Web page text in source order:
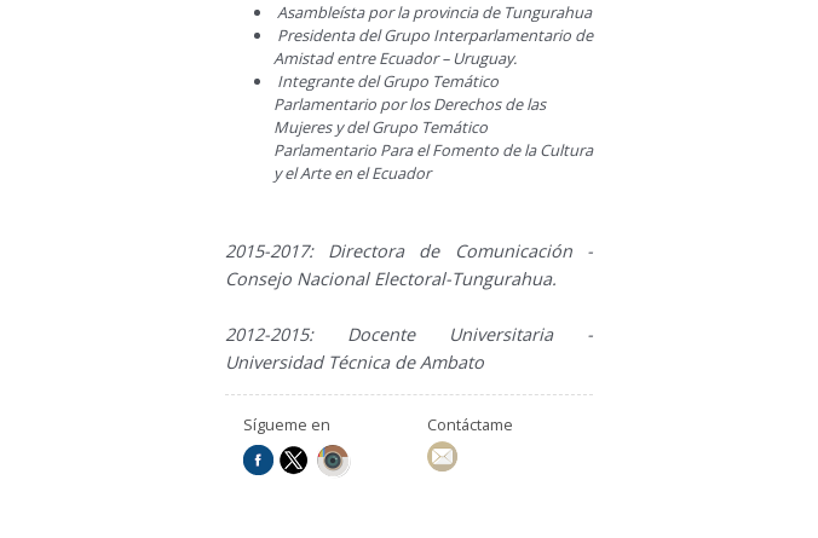
Asambleísta por la provincia de Tungurahua
Presidenta del Grupo Interparlamentario de
Amistad entre Ecuador – Uruguay.
Integrante del Grupo Temático
Parlamentario por los Derechos de las
Mujeres y del Grupo Temático
Parlamentario Para el Fomento de la Cultura
y el Arte en el Ecuador
2015-2017: Directora de Comunicación -
Consejo Nacional Electoral-Tungurahua.
2012-2015: Docente Universitaria -
Universidad Técnica de Ambato
Sígueme en Contáctame